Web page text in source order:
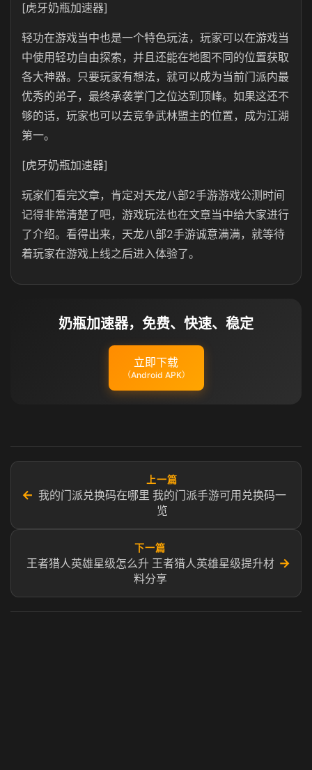
[虎牙奶瓶加速器]
轻功在游戏当中也是一个特色玩法，玩家可以在游戏当
中使用轻功自由探索，并且还能在地图不同的位置获取
各大神器。只要玩家有想法，就可以成为当前门派内最
优秀的弟子，最终承袭掌门之位达到顶峰。如果这还不
够的话，玩家也可以去竞争武林盟主的位置，成为江湖
第一。
[虎牙奶瓶加速器]
玩家们看完文章，肯定对天龙八部2手游游戏公测时间
记得非常清楚了吧，游戏玩法也在文章当中给大家进行
了介绍。看得出来，天龙八部2手游诚意满满，就等待
着玩家在游戏上线之后进入体验了。
奶瓶加速器，免费、快速、稳定
立即下载
（Android APK）
←
上一篇
我的门派兑换码在哪里​ 我的门派手游可用兑换码一
览
下一篇
王者猎人英雄星级怎么升 王者猎人英雄星级提升材
料分享
→